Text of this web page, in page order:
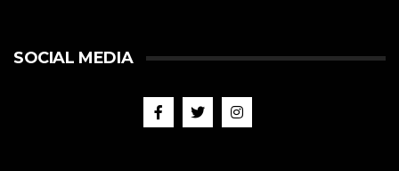
SOCIAL MEDIA